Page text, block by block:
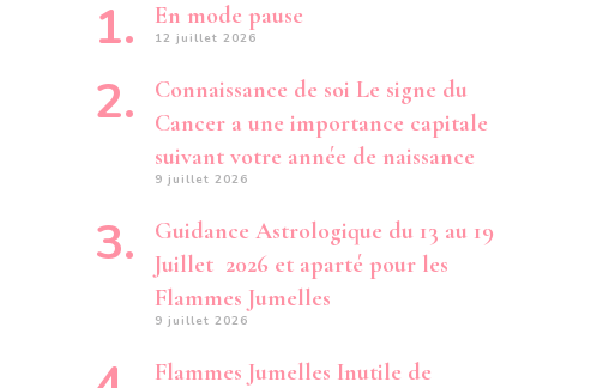
En mode pause
12 juillet 2026
Connaissance de soi Le signe du
Cancer a une importance capitale
suivant votre année de naissance
9 juillet 2026
Guidance Astrologique du 13 au 19
Juillet 2026 et aparté pour les
Flammes Jumelles
9 juillet 2026
Flammes Jumelles Inutile de